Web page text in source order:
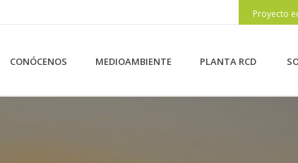
Proyecto
CONÓCENOS MEDIOAMBIENTE PLANTA RCD